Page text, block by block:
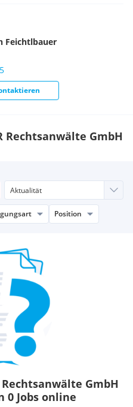
Feichtlbauer
Rechtsanwälte GmbH
Position
Rechtsanwälte GmbH
0 Jobs online